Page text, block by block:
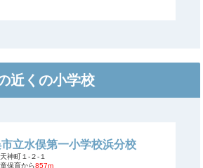
近くの小学校
立水俣第一小学校浜分校
神町１-２-１
保育から857m